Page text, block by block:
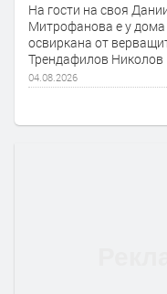
На гости на своя
Митрофанова е у дома
освиркана от
Трендафилов Николов
04.08.2026